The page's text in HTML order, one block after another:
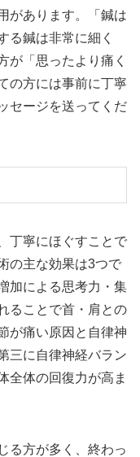
があります。「鍼は
る鍼は非常に細く
が「思ったより痛く
の方には事前に丁寧
セージを送ってくだ
丁寧にほぐすことで
の主な効果は3つで
加による思考力・集
ることで首・肩との
が痛い原因と自律神
三に自律神経バラン
全体の回復力が高ま
る方が多く、終わっ